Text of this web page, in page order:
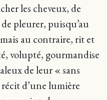
les cheveux, de
pleurer, puisqu’au
au contraire, rit et
volupté, gourmandise
de leur « sans
d’une lumière